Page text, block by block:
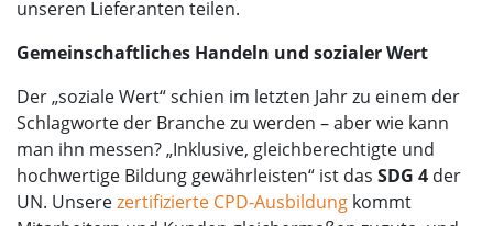
unseren Lieferanten teilen.
Gemeinschaftliches Handeln und sozialer Wert
Der „soziale Wert“ schien im letzten Jahr zu einem der
Schlagworte der Branche zu werden – aber wie kann
man ihn messen? „Inklusive, gleichberechtigte und
hochwertige Bildung gewährleisten“ ist das SDG 4 der
UN. Unserezertifizierte CPD-Ausbildung kommt